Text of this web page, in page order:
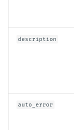
description
auto_error